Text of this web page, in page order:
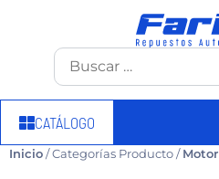
CATÁLOGO
Inicio/ Categorías Producto /Motor